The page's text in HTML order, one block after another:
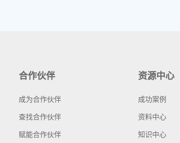
合作伙伴
成为合作伙伴
查找合作伙伴
赋能合作伙伴
资源中心
成功案例
资料中心
知识中心